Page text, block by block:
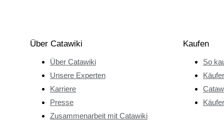
Über Catawiki
Über Catawiki
Unsere Experten
Karriere
Presse
Zusammenarbeit mit Catawiki
Kaufen
So